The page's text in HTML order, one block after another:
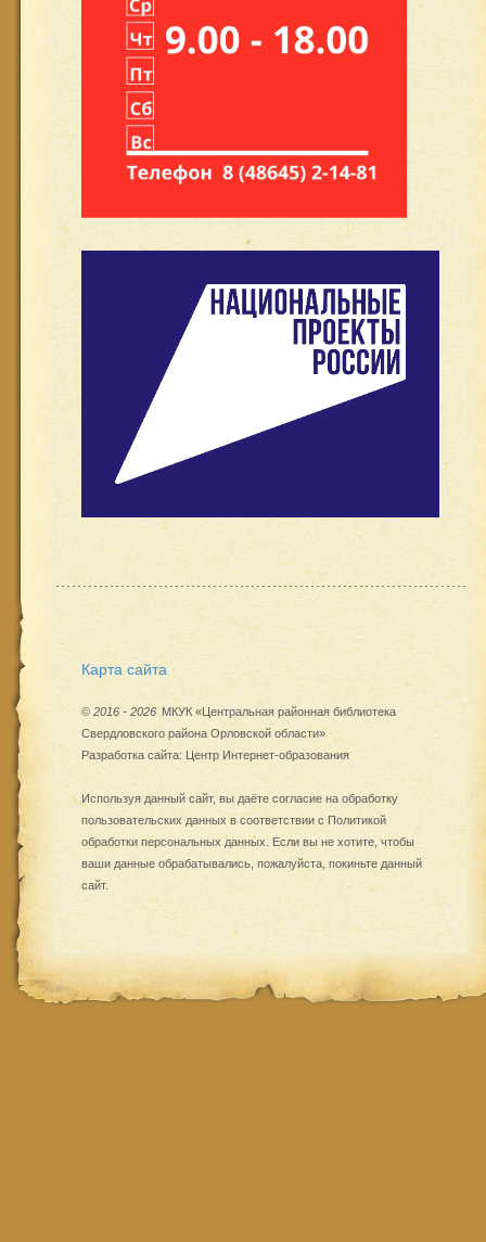
Карта сайта
© 2016 - 2026 МКУК «Центральная районная библиотека
Свердловского района Орловской области»
Разработка сайта: Центр Интернет-образования
Используя данный сайт, вы даёте согласие на обработку
пользовательских данных в соответствии с Политикой
обработки персональных данных . Если вы не хотите, чтобы
ваши данные обрабатывались, пожалуйста, покиньте данный
сайт.